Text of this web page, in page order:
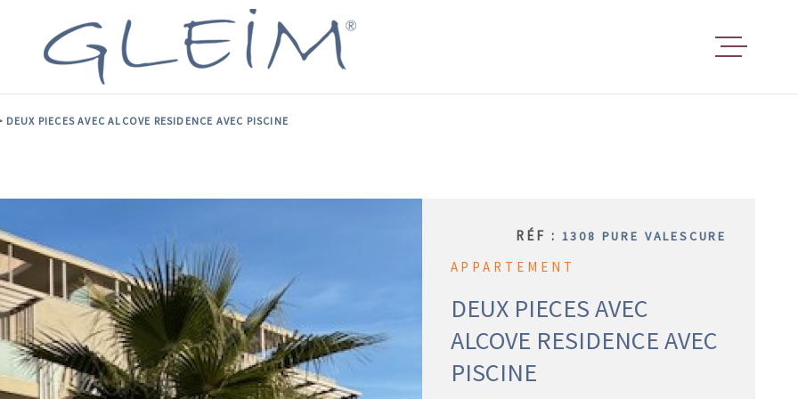
GESTION
DEUX PIECES AVEC ALCOVE RESIDENCE AVEC PISCINE
RÉF : 1308 PURE VALESCURE
APPARTEMENT
DEUX PIECES AVEC
ALCOVE RESIDENCE AVEC
PISCINE